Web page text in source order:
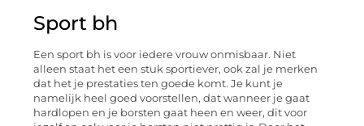
Sport bh
Een sport bh is voor iedere vrouw onmisbaar. Niet
alleen staat het een stuk sportiever, ook zal je merken
dat het je prestaties ten goede komt. Je kunt je
namelijk heel goed voorstellen, dat wanneer je gaat
hardlopen en je borsten gaat heen en weer, dit voor